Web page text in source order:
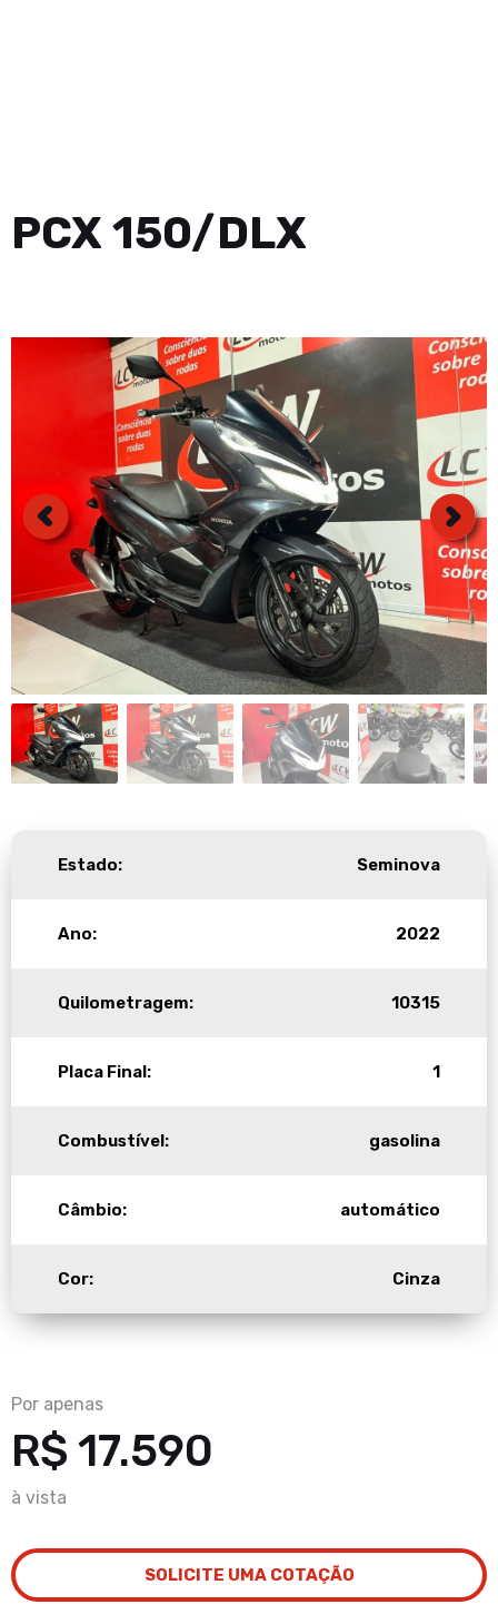
PCX 150/DLX
Estado: Seminova
Ano: 2022
Quilometragem: 10315
Placa Final: 1
Combustível: gasolina
Câmbio: automático
Cor: Cinza
Por apenas
R$ 17.590
à vista
SOLICITE UMA COTAÇÃO